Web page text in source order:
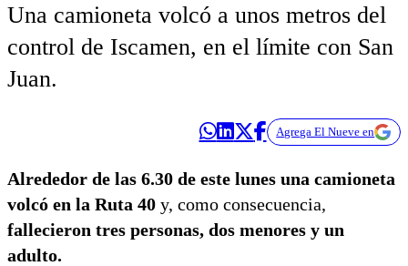
Una camioneta volcó a unos metros del
control de Iscamen, en el límite con San
Juan.
Agrega El Nueve en
Alrededor de las 6.30 de este lunes una camioneta
volcó en la Ruta 40 y, como consecuencia,
fallecieron tres personas, dos menores y un
adulto.